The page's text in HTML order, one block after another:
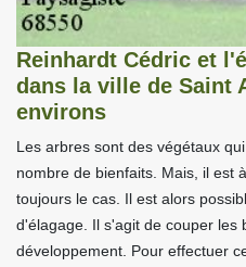
Reinhardt Cédric et
dans la ville de Saint
environs
Les arbres sont des végétaux
nombre de bienfaits. Mais, il est
toujours le cas. Il est alors
d'élagage. Il s'agit de couper les
développement. Pour effectuer